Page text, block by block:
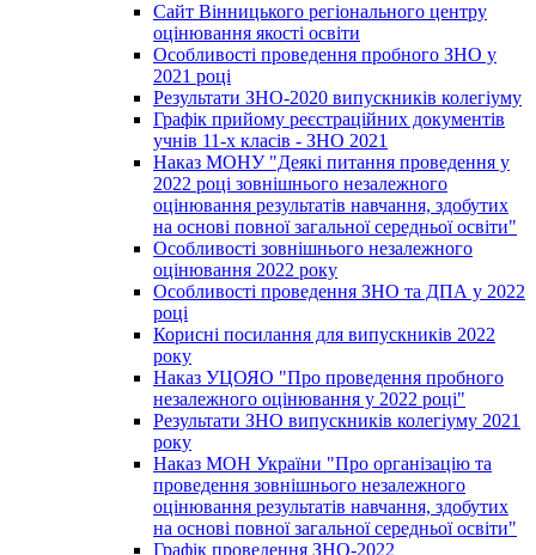
Сайт Вінницького регіонального центру
оцінювання якості освіти
Особливості проведення пробного ЗНО у
2021 році
Результати ЗНО-2020 випускників колегіуму
Графік прийому реєстраційних документів
учнів 11-х класів - ЗНО 2021
Наказ МОНУ "Деякі питання проведення у
2022 році зовнішнього незалежного
оцінювання результатів навчання, здобутих
на основі повної загальної середньої освіти"
Особливості зовнішнього незалежного
оцінювання 2022 року
Особливості проведення ЗНО та ДПА у 2022
році
Корисні посилання для випускників 2022
року
Наказ УЦОЯО "Про проведення пробного
незалежного оцінювання у 2022 році"
Результати ЗНО випускників колегіуму 2021
року
Наказ МОН України "Про організацію та
проведення зовнішнього незалежного
оцінювання результатів навчання, здобутих
на основі повної загальної середньої освіти"
Графік проведення ЗНО-2022